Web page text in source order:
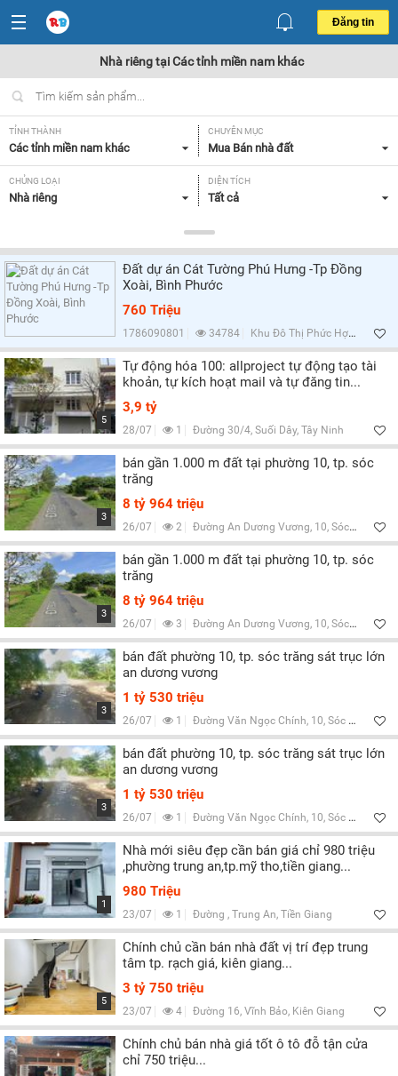
Đăng tin
Nhà riêng tại Các tỉnh miền nam khác
TỈNH THÀNH
Các tỉnh miền nam khác
CHUYÊN MỤC
Mua Bán nhà đất
CHỦNG LOẠI
Nhà riêng
DIỆN TÍCH
Tất cả
Tất cả
HƯỚNG
Tây Bắc,
MẶT TIỀN
Tất cả
GIẤY TỜ PHÁP LÝ
Lọc
Đất dự án Cát Tường Phú Hưng -Tp Đồng
Xoài, Bình Phước
760 Triệu
1786090801 34784 Khu Đô Thị Phức Hợp Cát Tường Phú Hưng, Bình Phước
5
Tự động hóa 100: allproject tự động tạo tài
khoản, tự kích hoạt mail và tự đăng tin...
3,9 tỷ
28/07 1 Đường 30/4, Suối Dây, Tây Ninh
3
bán gần 1.000 m đất tại phường 10, tp. sóc
trăng
8 tỷ 964 triệu
26/07 2 Đường An Dương Vương, 10, Sóc Trăng
3
bán gần 1.000 m đất tại phường 10, tp. sóc
trăng
8 tỷ 964 triệu
26/07 3 Đường An Dương Vương, 10, Sóc Trăng
3
bán đất phường 10, tp. sóc trăng sát trục lớn
an dương vương
1 tỷ 530 triệu
26/07 1 Đường Văn Ngọc Chính, 10, Sóc Trăng
3
bán đất phường 10, tp. sóc trăng sát trục lớn
an dương vương
1 tỷ 530 triệu
26/07 1 Đường Văn Ngọc Chính, 10, Sóc Trăng
1
Nhà mới siêu đẹp cần bán giá chỉ 980 triệu
,phường trung an,tp.mỹ tho,tiền giang...
980 Triệu
23/07 1 Đường , Trung An, Tiền Giang
5
Chính chủ cần bán nhà đất vị trí đẹp trung
tâm tp. rạch giá, kiên giang...
3 tỷ 750 triệu
23/07 4 Đường 16, Vĩnh Bảo, Kiên Giang
Chính chủ bán nhà giá tốt ô tô đỗ tận cửa
chỉ 750 triệu...